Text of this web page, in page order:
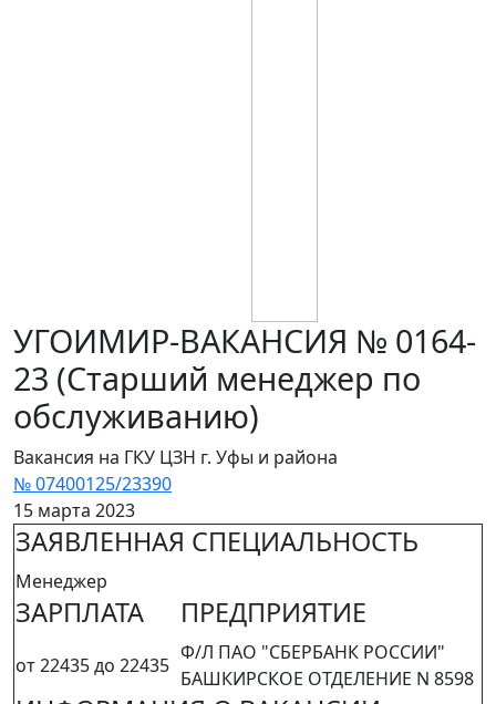
УГОИМИР-ВАКАНСИЯ № 0164-
23 (Старший менеджер по
обслуживанию)
Вакансия на ГКУ ЦЗН г. Уфы и района
№ 07400125/23390
15 марта 2023
ЗАЯВЛЕННАЯ СПЕЦИАЛЬНОСТЬ
Менеджер
ЗАРПЛАТА ПРЕДПРИЯТИЕ
от 22435 до 22435
Ф/Л ПАО "СБЕРБАНК РОССИИ"
БАШКИРСКОЕ ОТДЕЛЕНИЕ N 8598